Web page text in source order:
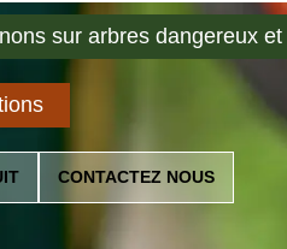
sur arbres dangereux
CONTACTEZ NOUS